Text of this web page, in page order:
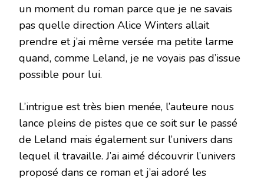
un moment du roman parce que je ne savais
pas quelle direction Alice Winters allait
prendre et j’ai même versée ma petite larme
quand, comme Leland, je ne voyais pas d’issue
possible pour lui.
L’intrigue est très bien menée, l’auteure nous
lance pleins de pistes que ce soit sur le passé
de Leland mais également sur l’univers dans
lequel il travaille. J’ai aimé découvrir l’univers
proposé dans ce roman et j’ai adoré les